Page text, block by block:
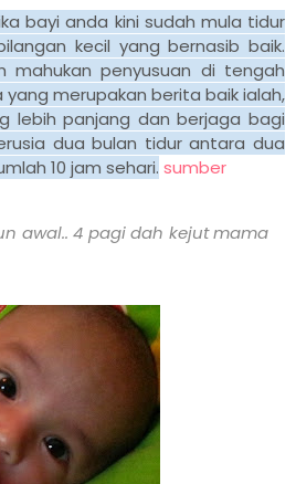
bayi anda kini sudah mula tidur
kecil yang bernasib baik.
mahukan penyusuan di tengah
merupakan berita baik ialah,
lebih panjang dan berjaga bagi
dua bulan tidur antara dua
10 jam sehari. sumber
awal.. 4 pagi dah kejut mama